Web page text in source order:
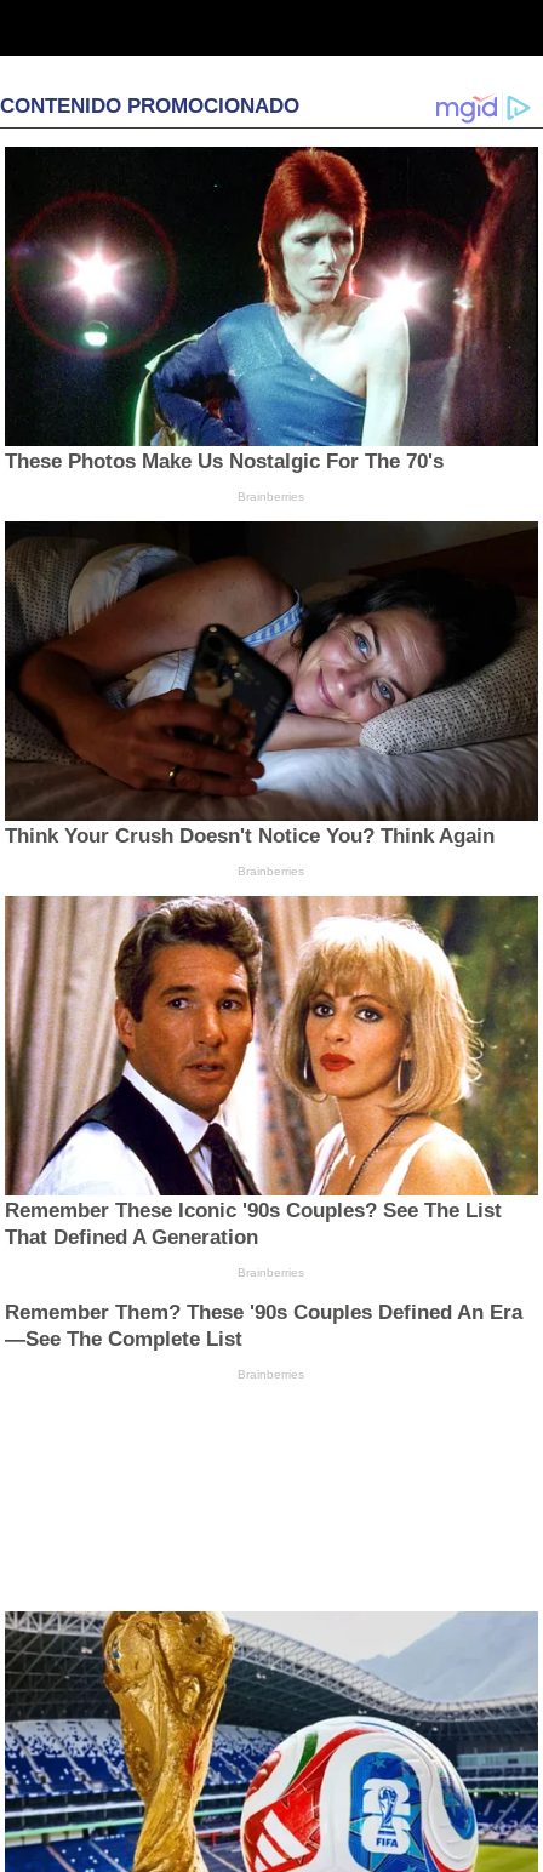
CONTENIDO PROMOCIONADO
These Photos Make Us Nostalgic For The 70's
Brainberries
Think Your Crush Doesn't Notice You? Think Again
Brainberries
Remember These Iconic '90s Couples? See The List
That Defined A Generation
Brainberries
Remember Them? These '90s Couples Defined An Era
—See The Complete List
Brainberries